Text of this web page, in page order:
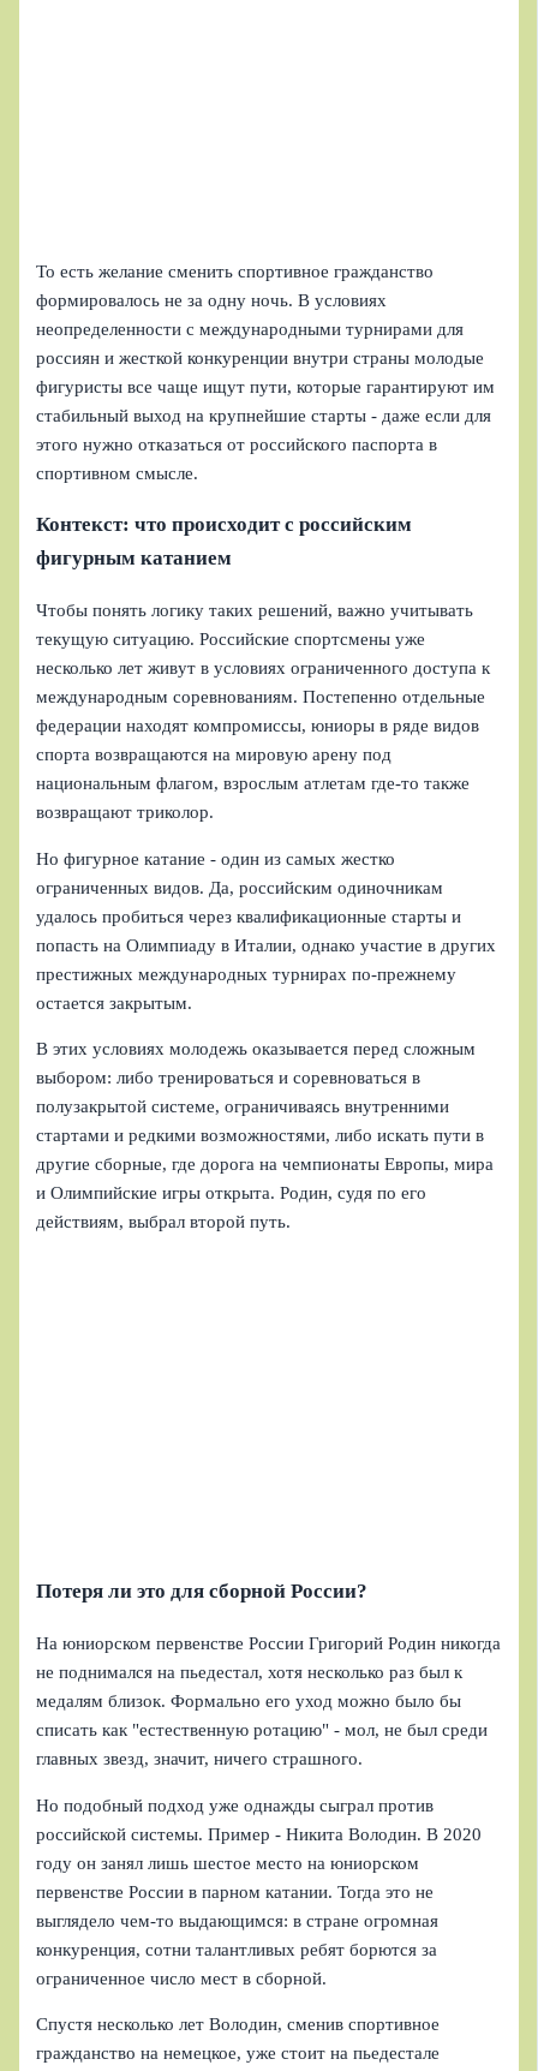
То есть желание сменить спортивное гражданство
формировалось не за одну ночь. В условиях
неопределенности с международными турнирами для
россиян и жесткой конкуренции внутри страны молодые
фигуристы все чаще ищут пути, которые гарантируют им
стабильный выход на крупнейшие старты - даже если для
этого нужно отказаться от российского паспорта в
спортивном смысле.
Контекст: что происходит с российским
фигурным катанием
Чтобы понять логику таких решений, важно учитывать
текущую ситуацию. Российские спортсмены уже
несколько лет живут в условиях ограниченного доступа к
международным соревнованиям. Постепенно отдельные
федерации находят компромиссы, юниоры в ряде видов
спорта возвращаются на мировую арену под
национальным флагом, взрослым атлетам где-то также
возвращают триколор.
Но фигурное катание - один из самых жестко
ограниченных видов. Да, российским одиночникам
удалось пробиться через квалификационные старты и
попасть на Олимпиаду в Италии, однако участие в других
престижных международных турнирах по-прежнему
остается закрытым.
В этих условиях молодежь оказывается перед сложным
выбором: либо тренироваться и соревноваться в
полузакрытой системе, ограничиваясь внутренними
стартами и редкими возможностями, либо искать пути в
другие сборные, где дорога на чемпионаты Европы, мира
и Олимпийские игры открыта. Родин, судя по его
действиям, выбрал второй путь.
Потеря ли это для сборной России?
На юниорском первенстве России Григорий Родин никогда
не поднимался на пьедестал, хотя несколько раз был к
медалям близок. Формально его уход можно было бы
списать как "естественную ротацию" - мол, не был среди
главных звезд, значит, ничего страшного.
Но подобный подход уже однажды сыграл против
российской системы. Пример - Никита Володин. В 2020
году он занял лишь шестое место на юниорском
первенстве России в парном катании. Тогда это не
выглядело чем-то выдающимся: в стране огромная
конкуренция, сотни талантливых ребят борются за
ограниченное число мест в сборной.
Спустя несколько лет Володин, сменив спортивное
гражданство на немецкое, уже стоит на пьедестале